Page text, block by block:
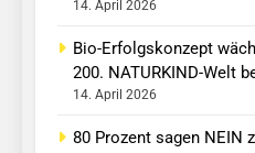
14. April 2026
Bio-Erfolgskonzept
200. NATURKIND-Welt
14. April 2026
80 Prozent sagen NEIN